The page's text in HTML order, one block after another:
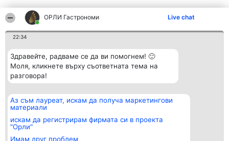
ОРЛИ Гастрономи Live chat
22:34
Здравейте, радваме се да ви помогнем! 🙂
Моля, кликнете върху съответната тема на
разговора!
Аз съм лауреат, искам да получа маркетингови
материали
искам да регистрирам фирмата си в проекта
"Орли"
Имам друг проблем
Организатор на
класиране
BulevardulAleea Timișul De
Sus Nr. 2, Bl. A30, Sc. A, Et.
4, Ap. 13
Класация
всички
Контакти